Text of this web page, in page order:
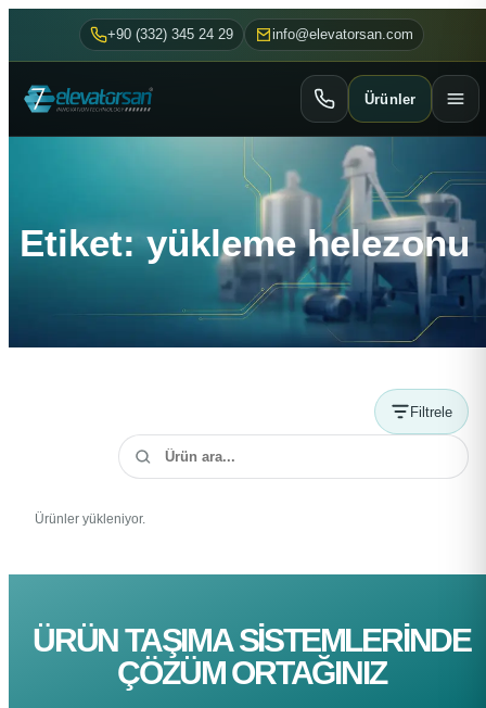
+90 (332) 345 24 29 info@elevatorsan.com
Ürünler
Etiket: yükleme helezonu
Filtrele
Ürünler yükleniyor.
ÜRÜN TAŞIMA SISTEMLERINDE
ÇÖZÜM ORTAĞINIZ